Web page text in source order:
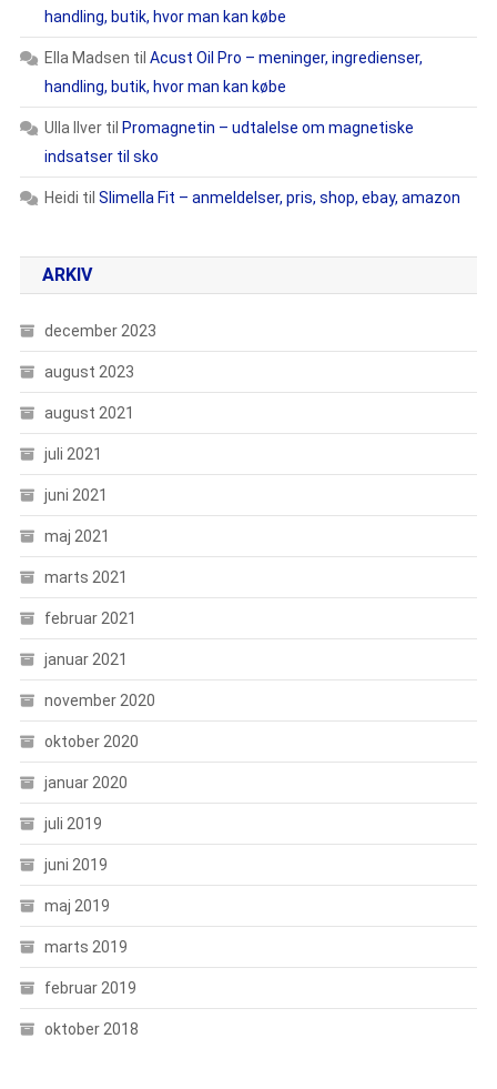
handling, butik, hvor man kan købe
Ella Madsen til Acust Oil Pro – meninger, ingredienser,
handling, butik, hvor man kan købe
Ulla Ilvertil Promagnetin – udtalelse om magnetiske
indsatser til sko
Heidi til Slimella Fit – anmeldelser, pris, shop, ebay, amazon
ARKIV
december 2023
august 2023
august 2021
juli 2021
juni 2021
maj 2021
marts 2021
februar 2021
januar 2021
november 2020
oktober 2020
januar 2020
juli 2019
juni 2019
maj 2019
marts 2019
februar 2019
oktober 2018